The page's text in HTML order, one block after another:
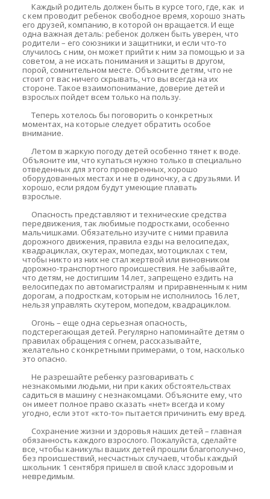
Каждый родитель должен быть в курсе того, где, как и
с кем проводит ребенок свободное время, хорошо знать
его друзей, компанию, в которой он вращается. И еще
одна важная деталь: ребенок должен быть уверен, что
родители – его союзники и защитники, и если что-то
случилось с ним, он может прийти к ним за помощью и за
советом, а не искать понимания и защиты в другом,
порой, сомнительном месте. Объясните детям, что не
стоит от вас ничего скрывать, что вы всегда на их
стороне. Такое взаимопонимание, доверие детей и
взрослых пойдет всем только на пользу.
Теперь хотелось бы поговорить о конкретных
моментах, на которые следует обратить особое
внимание.
Летом в жаркую погоду детей особенно тянет к воде.
Объясните им, что купаться нужно только в специально
отведенных для этого проверенных, хорошо
оборудованных местах и не в одиночку, а с друзьями. И
хорошо, если рядом будут умеющие плавать
взрослые.
Опасность представляют и технические средства
передвижения, так любимые подростками, особенно
мальчишками. Обязательно изучите с ними правила
дорожного движения, правила езды на велосипедах,
квадрациклах, скутерах, мопедах, мотоциклах с тем,
чтобы никто из них не стал жертвой или виновником
дорожно-транспортного происшествия. Не забывайте,
что детям, не достигшим 14 лет, запрещено ездить на
велосипедах по автомагистралям и приравненным к ним
дорогам, а подросткам, которым не исполнилось 16 лет,
нельзя управлять скутером, мопедом, квадрациклом.
Огонь – еще одна серьезная опасность,
подстерегающая детей. Регулярно напоминайте детям о
правилах обращения с огнем, рассказывайте,
желательно с конкретными примерами, о том, насколько
это опасно.
Не разрешайте ребенку разговаривать с
незнакомыми людьми, ни при каких обстоятельствах
садиться в машину с незнакомцами. Объясните ему, что
он имеет полное право сказать «нет» всегда и кому
угодно, если этот «кто-то» пытается причинить ему вред.
Сохранение жизни и здоровья наших детей – главная
обязанность каждого взрослого. Пожалуйста, сделайте
все, чтобы каникулы ваших детей прошли благополучно,
без происшествий, несчастных случаев, чтобы каждый
школьник 1 сентября пришел в свой класс здоровым и
невредимым.